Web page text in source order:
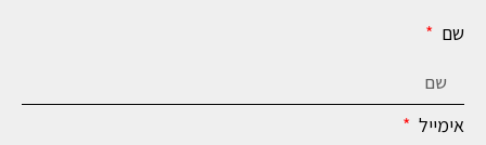
שם
אימייל